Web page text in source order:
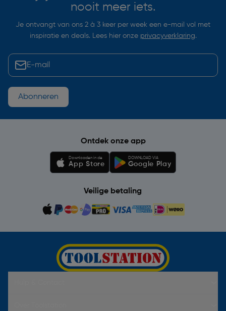
nooit meer iets.
Je ontvangt van ons 2 à 3 keer per week een e-mail vol met
inspiratie en deals. Lees hier onze privacyverklaring.
Abonneren
Ontdek onze app
Downloaden in de
App Store
DOWNLOAD VIA
Google Play
Veilige betaling